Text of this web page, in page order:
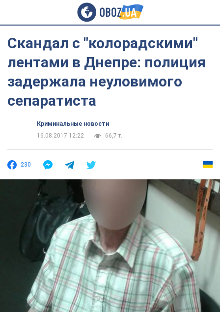
Скандал с "колорадскими"
лентами в Днепре: полиция
задержала неуловимого
сепаратиста
Криминальные новости
16.08.2017 12:22
66,7 т.
230